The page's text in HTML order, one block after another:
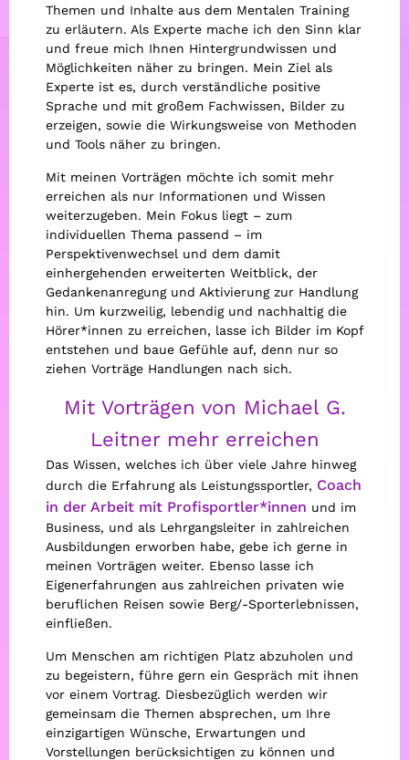
Themen und Inhalte aus dem Mentalen Training
zu erläutern. Als Experte mache ich den Sinn klar
und freue mich Ihnen Hintergrundwissen und
Möglichkeiten näher zu bringen. Mein Ziel als
Experte ist es, durch verständliche positive
Sprache und mit großem Fachwissen, Bilder zu
erzeigen, sowie die Wirkungsweise von Methoden
und Tools näher zu bringen.
Mit meinen Vorträgen möchte ich somit mehr
erreichen als nur Informationen und Wissen
weiterzugeben. Mein Fokus liegt – zum
individuellen Thema passend – im
Perspektivenwechsel und dem damit
einhergehenden erweiterten Weitblick, der
Gedankenanregung und Aktivierung zur Handlung
hin. Um kurzweilig, lebendig und nachhaltig die
Hörer*innen zu erreichen, lasse ich Bilder im Kopf
entstehen und baue Gefühle auf, denn nur so
ziehen Vorträge Handlungen nach sich.
Mit Vorträgen von Michael G.
Leitner mehr erreichen
Das Wissen, welches ich über viele Jahre hinweg
durch die Erfahrung als Leistungssportler, Coach
in der Arbeit mit Profisportler*innen und im
Business, und als Lehrgangsleiter in zahlreichen
Ausbildungen erworben habe, gebe ich gerne in
meinen Vorträgen weiter. Ebenso lasse ich
Eigenerfahrungen aus zahlreichen privaten wie
beruflichen Reisen sowie Berg/-Sporterlebnissen,
einfließen.
Um Menschen am richtigen Platz abzuholen und
zu begeistern, führe gern ein Gespräch mit ihnen
vor einem Vortrag. Diesbezüglich werden wir
gemeinsam die Themen absprechen, um Ihre
einzigartigen Wünsche, Erwartungen und
Vorstellungen berücksichtigen zu können und